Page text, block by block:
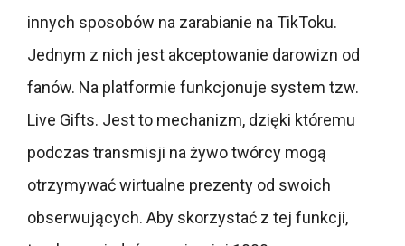
innych sposobów na zarabianie na TikToku.
Jednym z nich jest akceptowanie darowizn od
fanów. Na platformie funkcjonuje system tzw.
Live Gifts. Jest to mechanizm, dzięki któremu
podczas transmisji na żywo twórcy mogą
otrzymywać wirtualne prezenty od swoich
obserwujących. Aby skorzystać z tej funkcji,